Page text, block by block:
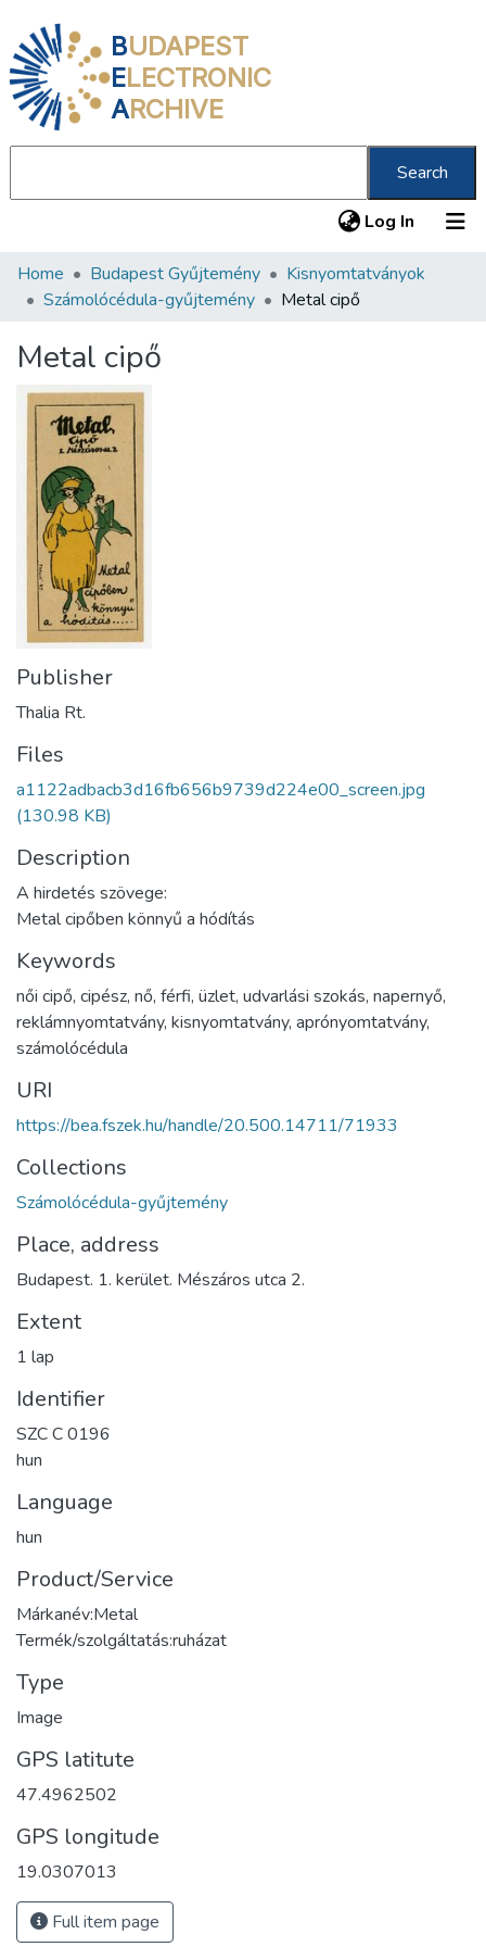
BUDAPEST
ELECTRONIC
ARCHIVE
Search
Log In (current)
Communities & Collections
Statistics
About us
Home Budapest Gyűjtemény
Kisnyomtatványok
Számolócédula-gyűjtemény
Metal cipő
Metal cipő
Publisher
Thalia Rt.
Files
a1122adbacb3d16fb656b9739d224e00_screen.jpg
(130.98 KB)
Description
A hirdetés szövege:
Metal cipőben könnyű a hódítás
Keywords
női cipő, cipész, nő, férfi, üzlet, udvarlási szokás, napernyő,
reklámnyomtatvány, kisnyomtatvány, aprónyomtatvány,
számolócédula
URI
https://bea.fszek.hu/handle/20.500.14711/71933
Collections
Számolócédula-gyűjtemény
Place, address
Budapest. 1. kerület. Mészáros utca 2.
Extent
1 lap
Identifier
SZC C 0196
hun
Language
hun
Product/Service
Márkanév:Metal
Termék/szolgáltatás:ruházat
Type
Image
GPS latitute
47.4962502
GPS longitude
19.0307013
Full item page